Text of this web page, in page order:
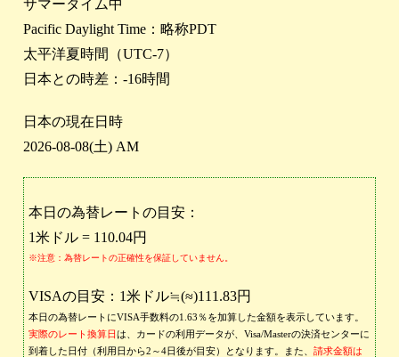
サマータイム中
Pacific Daylight Time：略称PDT
太平洋夏時間（UTC-7）
日本との時差：-16時間
日本の現在日時
2026-08-08(土) AM
本日の為替レートの目安：
1米ドル = 110.04円
※注意：為替レートの正確性を保証していません。
VISAの目安：1米ドル≒(≈)111.83円
本日の為替レートにVISA手数料の1.63％を加算した金額を表示しています。
実際のレート換算日は、カードの利用データが、Visa/Masterの決済センターに
到着した日付（利用日から2～4日後が目安）となります。また、請求金額は